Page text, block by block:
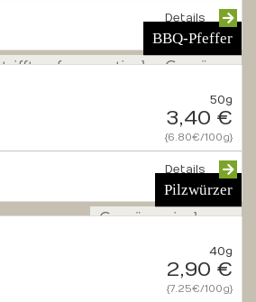
BBQ-Pfeffer
trifft auf aromatische Gewürze
Details
Pilzwürzer
Gewürzmischung
50g
3,40 €
{6.80€/100g}
Details
40g
2,90 €
{7.25€/100g}